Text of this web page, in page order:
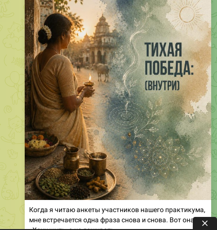
Когда я читаю анкеты участников нашего практикума,
мне встречается одна фраза снова и снова. Вот она:
«Хочу жить, а не доживать».